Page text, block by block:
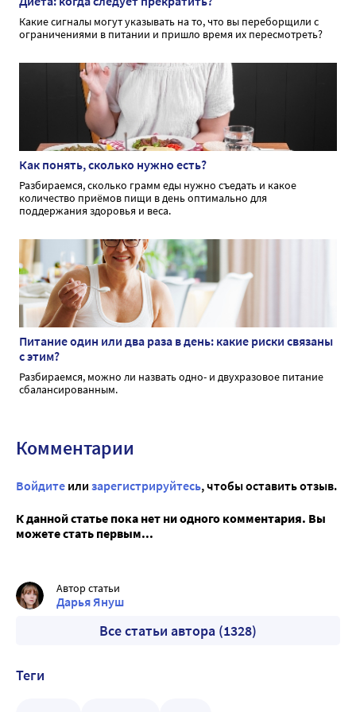
Какие сигналы могут указывать на то, что вы переборщили с
ограничениями в питании и пришло время их пересмотреть?
Как понять, сколько нужно есть?
Разбираемся, сколько грамм еды нужно съедать и какое
количество приёмов пищи в день оптимально для
поддержания здоровья и веса.
Питание один или два раза в день: какие риски связаны
с этим?
Разбираемся, можно ли назвать одно- и двухразовое питание
сбалансированным.
Комментарии
Войдите или зарегистрируйтесь, чтобы оставить отзыв.
К данной статье пока нет ни одного комментария. Вы
можете стать первым...
Автор статьи
Дарья Януш
Все статьи автора (1328)
Теги